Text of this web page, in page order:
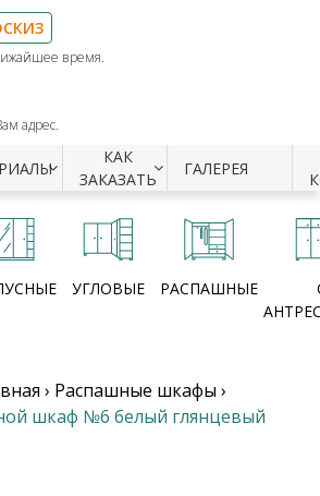
время.
адрес.
КАК
ЗАКАЗАТЬ
ГАЛЕРЕЯ
УГЛОВЫЕ РАСПАШНЫЕ
› Распашные шкафы ›
шкаф №6 белый глянцевый